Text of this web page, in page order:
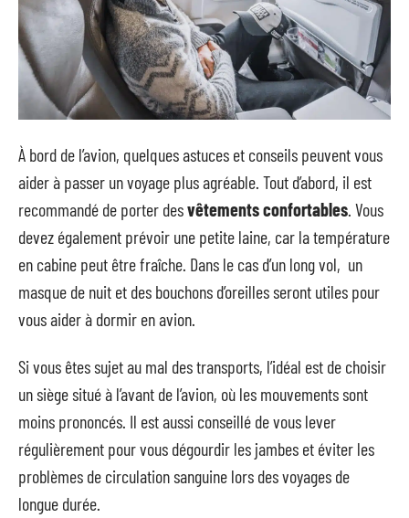
À bord de l’avion, quelques astuces et conseils peuvent vous
aider à passer un voyage plus agréable. Tout d’abord, il est
recommandé de porter desvêtements confortables . Vous
devez également prévoir une petite laine, car la température
en cabine peut être fraîche. Dans le cas d’un long vol, un
masque de nuit et des bouchons d’oreilles seront utiles pour
vous aider à dormir en avion.
Si vous êtes sujet au mal des transports, l’idéal est de choisir
un siège situé à l’avant de l’avion, où les mouvements sont
moins prononcés. Il est aussi conseillé de vous lever
régulièrement pour vous dégourdir les jambes et éviter les
problèmes de circulation sanguine lors des voyages de
longue durée.